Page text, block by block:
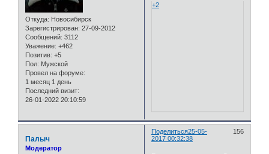
Откуда: Новосибирск
Зарегистрирован: 27-09-2012
Сообщений: 3112
Уважение: +462
Позитив: +5
Пол: Мужской
Провел на форуме:
1 месяц 1 день
Последний визит:
26-01-2022 20:10:59
+2
Поделиться 156
25-05-
2017 00:32:38
Палыч
Модератор